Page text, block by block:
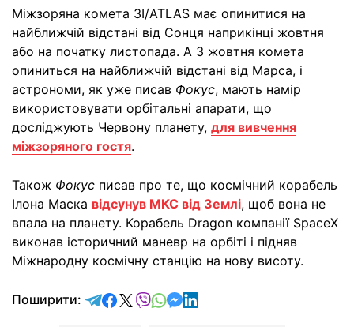
Міжзоряна комета 3I/ATLAS має опинитися на
найближчій відстані від Сонця наприкінці жовтня
або на початку листопада. А 3 жовтня комета
опиниться на найближчій відстані від Марса, і
астрономи, як уже писав Фокус, мають намір
використовувати орбітальні апарати, що
досліджують Червону планету, для вивчення
міжзоряного гостя.
Також Фокус писав про те, що космічний корабель
Ілона Маска відсунув МКС від Землі, щоб вона не
впала на планету. Корабель Dragon компанії SpaceX
виконав історичний маневр на орбіті і підняв
Міжнародну космічну станцію на нову висоту.
Поширити: відправити у Telegram
поділитись у Facebook
поділитись у X
відправити у Viber
відправити у Whatsapp
відправити у Messenger
відправити у LinkedIn